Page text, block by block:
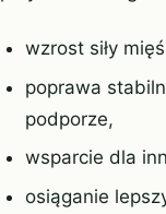
wzrost siły
poprawa
podporze,
wsparcie dla
osiąganie